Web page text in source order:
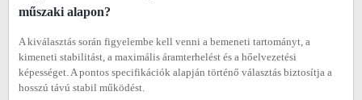
műszaki alapon?
A kiválasztás során figyelembe kell venni a bemeneti tartományt, a
kimeneti stabilitást, a maximális áramterhelést és a hőelvezetési
képességet. A pontos specifikációk alapján történő választás biztosítja a
hosszú távú stabil működést.